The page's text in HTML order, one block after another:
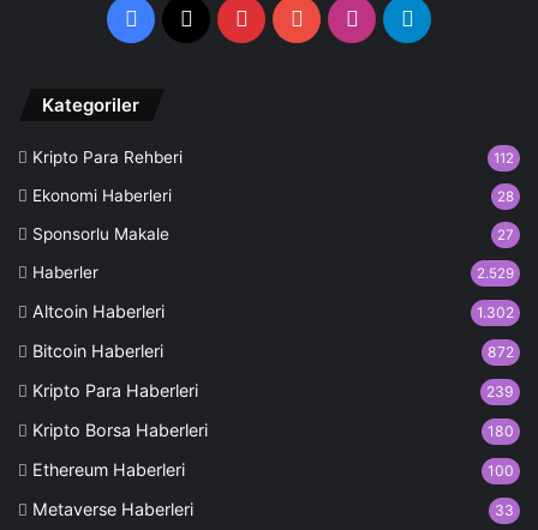
Facebook PinterestYouTubeInstagramTelegram
Kategoriler
Kripto Para Rehberi 112
Ekonomi Haberleri 28
Sponsorlu Makale 27
Haberler 2.529
Altcoin Haberleri 1.302
Bitcoin Haberleri 872
Kripto Para Haberleri 239
Kripto Borsa Haberleri 180
Ethereum Haberleri 100
Metaverse Haberleri 33